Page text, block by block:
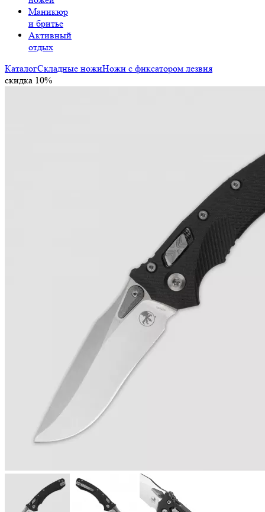
Маникюр
и бритье
Активный
отдых
КаталогСкладные ножиНожи с фиксатором лезвия
скидка 10%